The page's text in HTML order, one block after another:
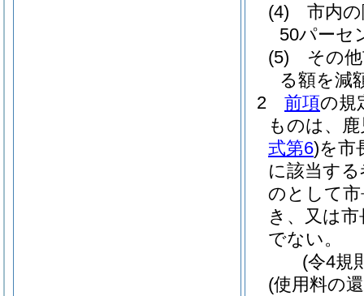
(4)
市内
50パーセ
(5)
その
る額を減
2
前項の規
ものは、
式第6)を市
に該当す
のとして
き、又は
でない。
(令4規
(使用料の